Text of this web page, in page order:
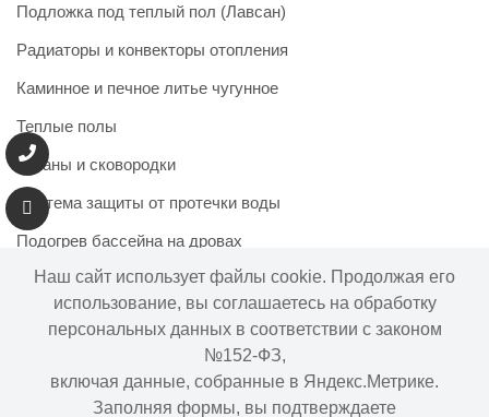
Подложка под теплый пол (Лавсан)
Радиаторы и конвекторы отопления
Каминное и печное литье чугунное
Теплые полы
Казаны и сковородки
Система защиты от протечки воды
Подогрев бассейна на дровах
Информация на сайте не является публичной офертой.
Наличие и цены товара могут меняться, просьба
уточнять у менеджера при подтверждении заказа.
Наш сайт использует файлы cookie. Продолжая его
использование, вы соглашаетесь на обработку
персональных данных в соответствии с законом
№152-ФЗ,
включая данные, собранные в Яндекс.Метрике.
Заполняя формы, вы подтверждаете